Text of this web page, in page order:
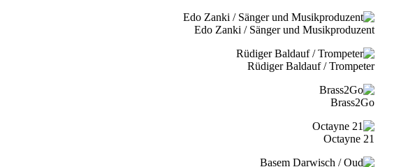
Edo Zanki / Sänger und Musikproduzent
Rüdiger Baldauf / Trompeter
Brass2Go
21 Octayne